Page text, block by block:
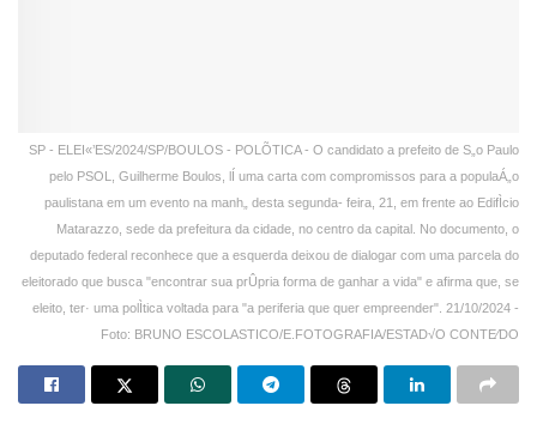
SP - ELEI«’ES/2024/SP/BOULOS - POLÕTICA - O candidato a prefeito de S„o Paulo
pelo PSOL, Guilherme Boulos, lÍ uma carta com compromissos para a populaÁ„o
paulistana em um evento na manh„ desta segunda- feira, 21, em frente ao EdifÌcio
Matarazzo, sede da prefeitura da cidade, no centro da capital. No documento, o
deputado federal reconhece que a esquerda deixou de dialogar com uma parcela do
eleitorado que busca "encontrar sua prÛpria forma de ganhar a vida" e afirma que, se
eleito, ter· uma polÌtica voltada para "a periferia que quer empreender". 21/10/2024 -
Foto: BRUNO ESCOLASTICO/E.FOTOGRAFIA/ESTAD√O CONTE⁄DO